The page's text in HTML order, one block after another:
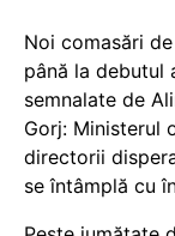
Noi comasări
până la debutul
semnalate de
Gorj: Ministerul
directorii
se întâmplă cu